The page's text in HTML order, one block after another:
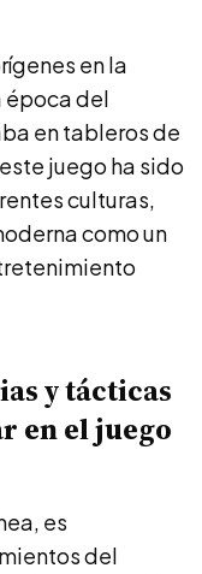
en la
época del
en tableros de
juego ha sido
culturas,
como un
y tácticas
en el juego
es
del